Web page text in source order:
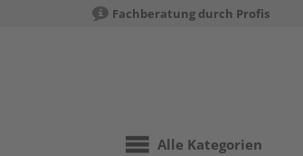
Fachberatung durch Profis
Alle Kategorien